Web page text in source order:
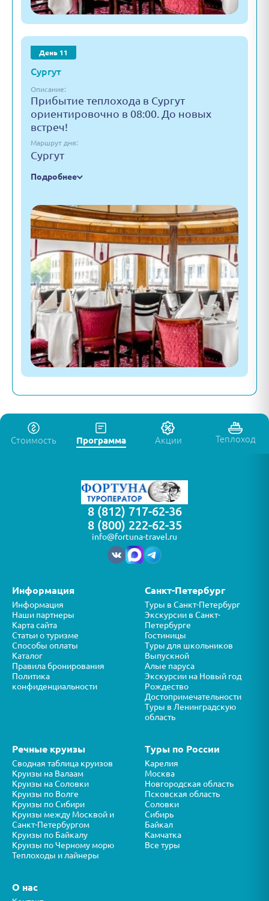
День 11
Сургут
Описание:
Прибытие теплохода в Сургут
ориентировочно в 08:00. До новых
встреч!
Маршрут дня:
Сургут
Подробнее
Стоимость Программа Акции Теплоход
8 (812) 717-62-36
8 (800) 222-62-35
info@fortuna-travel.ru
Информация
Информация
Наши партнеры
Карта сайта
Статьи о туризме
Способы оплаты
Каталог
Правила бронирования
Политика
конфиденциальности
Санкт-Петербург
Туры в Санкт-Петербург
Экскурсии в Санкт-
Петербурге
Гостиницы
Туры для школьников
Выпускной
Алые паруса
Экскурсии на Новый год
Рождество
Достопримечательности
Туры в Ленинградскую
область
Речные круизы
Сводная таблица круизов
Круизы на Валаам
Круизы на Соловки
Круизы по Волге
Круизы по Сибири
Круизы между Москвой и
Санкт-Петербургом
Круизы по Байкалу
Круизы по Черному морю
Теплоходы и лайнеры
Туры по России
Карелия
Москва
Новгородская область
Псковская область
Соловки
Сибирь
Байкал
Камчатка
Все туры
О нас